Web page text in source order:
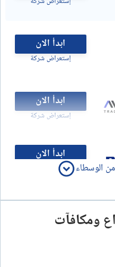
ابدأ الان
إستعراض شركة
ابدأ الان
إستعراض شركة
ابدأ الان
خدمة CFD. رأس مالك في خطر
إستعراض شركة
ابدأ الان
الوسطاء
ومكافآت